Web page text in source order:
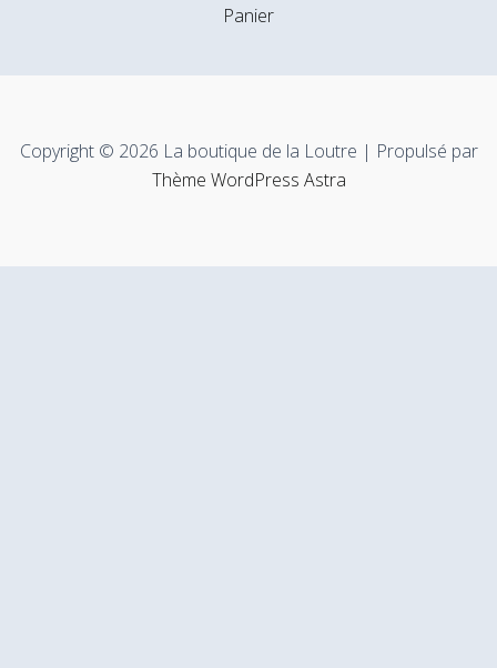
Panier
Copyright © 2026 La boutique de la Loutre | Propulsé par
Thème WordPress Astra